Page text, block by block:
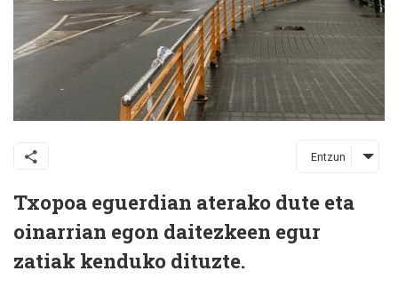
Entzun
Txopoa eguerdian aterako dute eta
oinarrian egon daitezkeen egur
zatiak kenduko dituzte.